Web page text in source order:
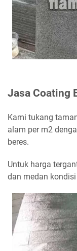
Jasa Coating
Kami tukang
alam per m2
beres.
Untuk harga
dan medan